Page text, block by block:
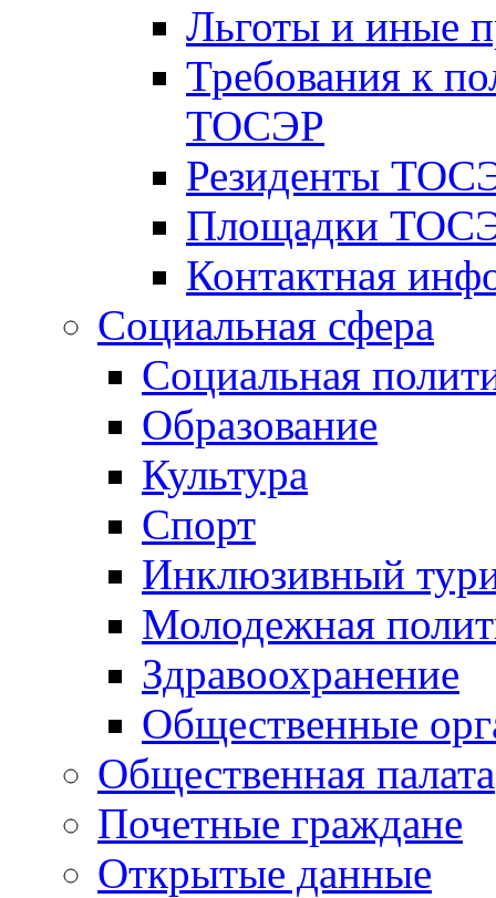
Льготы и иные
Требования к
ТОСЭР
Резиденты
Площадки
Контактная
Социальная сфера
Социальная
Образование
Культура
Спорт
Инклюзивный
Молодежная
Здравоохранение
Общественные
Общественная палата
Почетные граждане
Открытые данные